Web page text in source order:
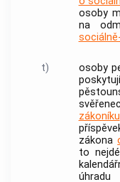
osoby
na
t)
osoby
zákoníku
zákona
to